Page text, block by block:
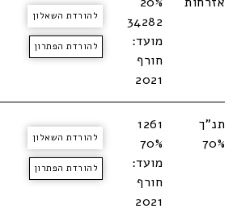
34282
מועד:
חורף
2021
להורדת השאלון
להורדת הפתרון
תנ"ך
70%
1261
70%
מועד:
חורף
2021
להורדת השאלון
להורדת הפתרון